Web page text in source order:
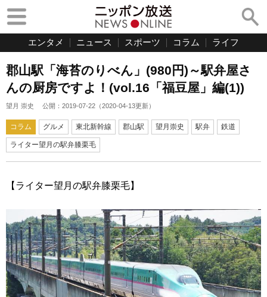
エンタメ ニュース スポーツ コラム ライフ
郡山駅「海苔のりべん」(980円)～駅弁屋さ
んの厨房ですよ！(vol.16「福豆屋」編(1))
望月 崇史 公開： 2019-07-22 （2020-04-13更新）
コラム グルメ 東北新幹線 郡山駅 望月崇史 駅弁 鉄道
ライター望月の駅弁膝栗毛
【ライター望月の駅弁膝栗毛】